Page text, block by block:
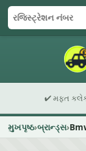
✔ મફત
મુખપૃષ્ઠ બ્રાન્ડ્સ